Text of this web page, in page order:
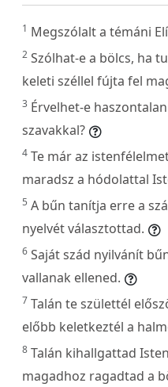
1 Megszólalt a témáni
2 Szólhat-e a bölcs, ha
keleti széllel fújta fel
3 Érvelhet-e
szavakkal?
4 Te már az
maradsz a hódolattal
5 A bűn tanítja erre a
nyelvét választottad.
6 Saját szád nyilvánít
vallanak ellened.
7 Talán te születtél
előbb keletkeztél a
8 Talán kihallgattad
magadhoz ragadtad a